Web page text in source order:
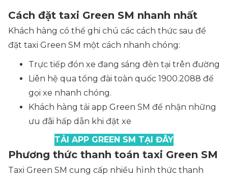
Cách đặt taxi Green SM nhanh nhất
Khách hàng có thể ghi chú các cách thức sau để
đặt taxi Green SM một cách nhanh chóng:
Trực tiếp đón xe đang sáng đèn tại trên đường
Liên hệ qua tổng đài toàn quốc 1900.2088 để
gọi xe nhanh chóng.
Khách hàng tải app Green SM để nhận những
ưu đãi hấp dẫn khi đặt xe
TẢI APP GREEN SM TẠI ĐÂY
Phương thức thanh toán taxi Green SM
Taxi Green SM cung cấp nhiều hình thức thanh